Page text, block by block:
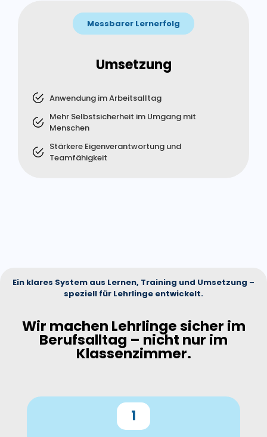
Messbarer Lernerfolg
Umsetzung
Anwendung im Arbeitsalltag
Mehr Selbstsicherheit im Umgang mit
Menschen
Stärkere Eigenverantwortung und
Teamfähigkeit
Ein klares System aus Lernen, Training und Umsetzung –
speziell für Lehrlinge entwickelt.
Wir machen Lehrlinge sicher im
Berufsalltag – nicht nur im
Klassenzimmer.
1